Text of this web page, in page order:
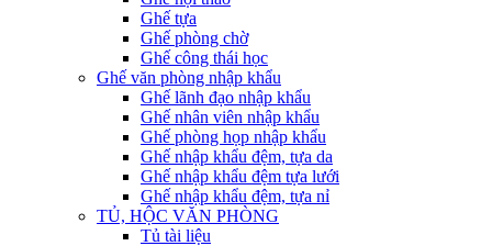
Ghế tựa
Ghế phòng chờ
Ghế công thái học
Ghế văn phòng nhập khẩu
Ghế lãnh đạo nhập khẩu
Ghế nhân viên nhập khẩu
Ghế phòng họp nhập khẩu
Ghế nhập khẩu đệm, tựa da
Ghế nhập khẩu đệm tựa lưới
Ghế nhập khẩu đệm, tựa nỉ
TỦ, HỘC VĂN PHÒNG
Tủ tài liệu